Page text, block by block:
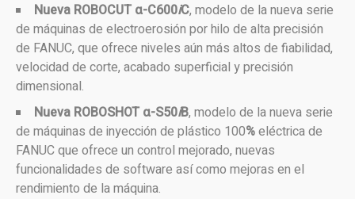
Nueva ROBOCUT α-C600iC, modelo de la nueva serie
de máquinas de electroerosión por hilo de alta precisión
de FANUC, que ofrece niveles aún más altos de fiabilidad,
velocidad de corte, acabado superficial y precisión
dimensional.
Nueva ROBOSHOT α-S50iB, modelo de la nueva serie
de máquinas de inyección de plástico 100%eléctrica de
FANUC que ofrece un control mejorado, nuevas
funcionalidades de software así como mejoras en el
rendimiento de la máquina.